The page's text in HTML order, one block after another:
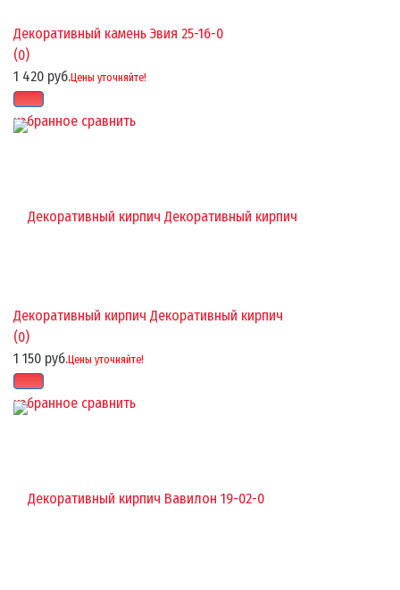
избранное сравнить
Декоративный камень Эвия 25-16-0
(0)
1 420 руб.Цены уточняйте!
избранное сравнить
Декоративный кирпич Декоративный кирпич
(0)
1 150 руб.Цены уточняйте!